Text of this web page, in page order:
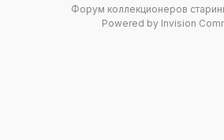
Форум коллекционеров
Powered by Invision